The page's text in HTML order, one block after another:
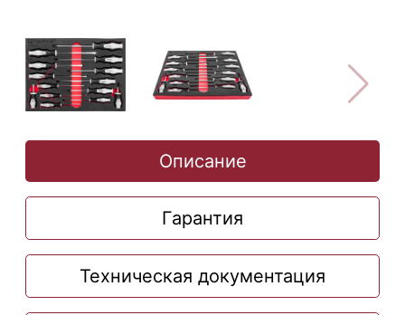
Описание
Гарантия
Техническая документация